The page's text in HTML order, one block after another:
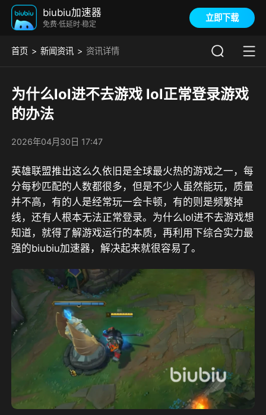
biubiu加速器
免费·低延时·稳定
立即下载
首页 新闻资讯 资讯详情
为什么lol进不去游戏 lol正常登录游戏
的办法
2026年04月30日 17:47
英雄联盟推出这么久依旧是全球最火热的游戏之一，每
分每秒匹配的人数都很多，但是不少人虽然能玩，质量
并不高，有的人是经常玩一会卡顿，有的则是频繁掉
线，还有人根本无法正常登录。为什么lol进不去游戏想
知道，就得了解游戏运行的本质，再利用下综合实力最
强的biubiu加速器 ，解决起来就很容易了。